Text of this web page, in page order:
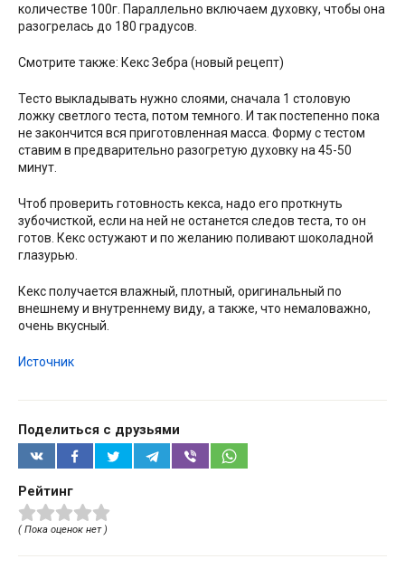
количестве 100г. Параллельно включаем духовку, чтобы она
разогрелась до 180 градусов.
Смотрите также: Кекс Зебра (новый рецепт)
Тесто выкладывать нужно слоями, сначала 1 столовую
ложку светлого теста, потом темного. И так постепенно пока
не закончится вся приготовленная масса. Форму с тестом
ставим в предварительно разогретую духовку на 45-50
минут.
Чтоб проверить готовность кекса, надо его проткнуть
зубочисткой, если на ней не останется следов теста, то он
готов. Кекс остужают и по желанию поливают шоколадной
глазурью.
Кекс получается влажный, плотный, оригинальный по
внешнему и внутреннему виду, а также, что немаловажно,
очень вкусный.
Источник
Поделиться с друзьями
Рейтинг
( Пока оценок нет )